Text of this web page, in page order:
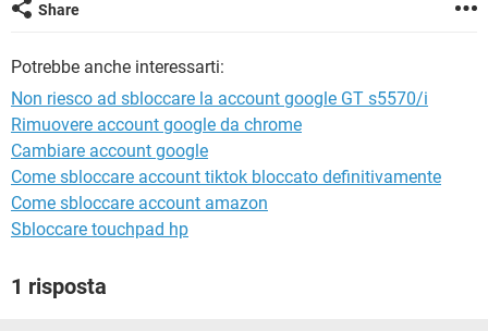
TIKTOK
Share
Potrebbe anche interessarti:
Non riesco ad sbloccare la account google GT s5570/i
Rimuovere account google da chrome
Cambiare account google
Come sbloccare account tiktok bloccato definitivamente
Come sbloccare account amazon
Sbloccare touchpad hp
1 risposta